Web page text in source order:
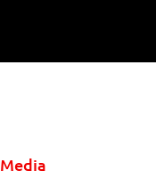
Media